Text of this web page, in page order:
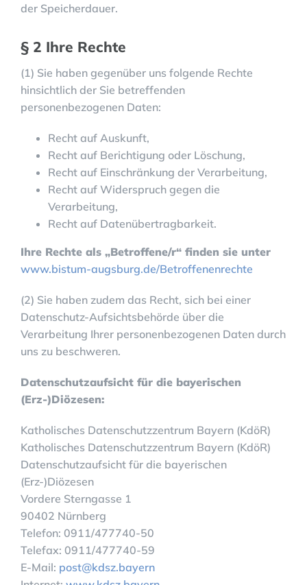
der Speicherdauer.
§ 2 Ihre Rechte
(1) Sie haben gegenüber uns folgende Rechte
hinsichtlich der Sie betreffenden
personenbezogenen Daten:
Recht auf Auskunft,
Recht auf Berichtigung oder Löschung,
Recht auf Einschränkung der Verarbeitung,
Recht auf Widerspruch gegen die
Verarbeitung,
Recht auf Datenübertragbarkeit.
Ihre Rechte als „Betroffene/r“ finden sie unter
www.bistum-augsburg.de/Betroffenenrechte
(2) Sie haben zudem das Recht, sich bei einer
Datenschutz-Aufsichtsbehörde über die
Verarbeitung Ihrer personenbezogenen Daten durch
uns zu beschweren.
Datenschutzaufsicht für die bayerischen
(Erz-)Diözesen:
Katholisches Datenschutzzentrum Bayern (KdöR)
Katholisches Datenschutzzentrum Bayern (KdöR)
Datenschutzaufsicht für die bayerischen
(Erz-)Diözesen
Vordere Sterngasse 1
90402 Nürnberg
Telefon: 0911/477740-50
Telefax: 0911/477740-59
E-Mail: post@kdsz.bayern